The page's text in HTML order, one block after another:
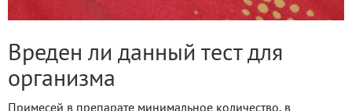
Вреден ли данный тест для
организма